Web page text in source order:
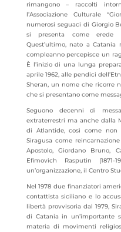
rimangono – raccolti
l’Associazione Culturale
numerosi seguaci di Giorgio
si presenta come erede
Quest’ultimo, nato a
compleanno percepisce un
È l’inizio di una lunga
aprile 1962, alle pendici
Sheran, un nome che ricorre
che si presentano come
Seguono decenni di
extraterrestri ma anche dalla
di Atlantide, così come non
Siragusa come
Apostolo, Giordano Bruno,
Efimovich Rasputin
un’organizzazione, il Centro
Nel 1978 due finanziatori
contattista siciliano e lo
libertà provvisoria dal 1979,
di Catania in un’importante
materia di movimenti